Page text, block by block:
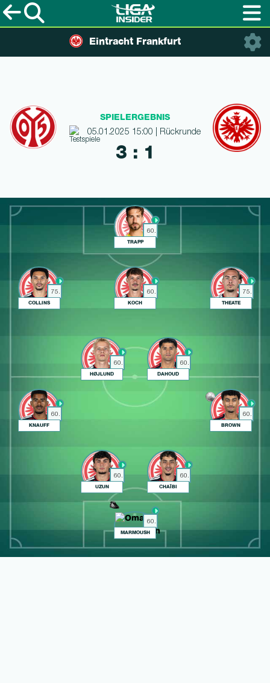
Eintracht Frankfurt
SPIELERGEBNIS
05.01.2025 15:00 | Rückrunde
3 : 1
60.
TRAPP
75.
COLLINS
60.
KOCH
75.
THEATE
60.
HØJLUND
60.
DAHOUD
60.
KNAUFF
60.
BROWN
60.
UZUN
60.
CHAÏBI
60.
MARMOUSH